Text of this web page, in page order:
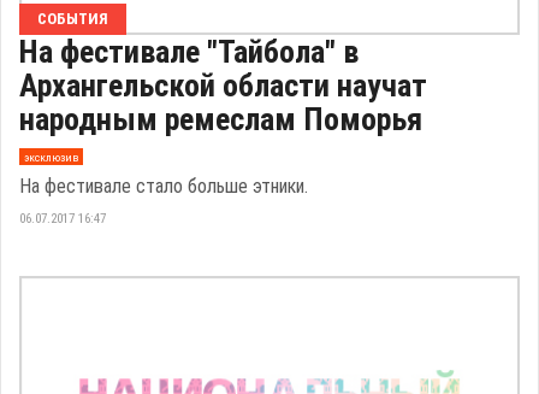
СОБЫТИЯ
На фестивале "Тайбола" в
Архангельской области научат
народным ремеслам Поморья
эксклюзив
На фестивале стало больше этники.
06.07.2017 16:47